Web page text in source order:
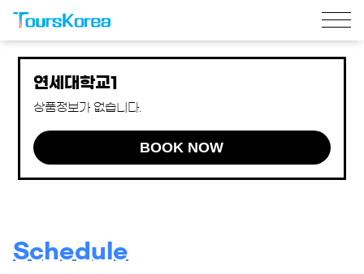
연세대학교1
상품정보가 없습니다.
BOOK NOW
Schedule